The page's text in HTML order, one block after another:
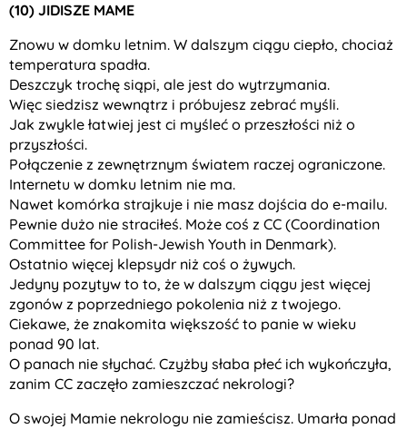
(10) JIDISZE MAME
Znowu w domku letnim. W dalszym ciągu ciepło, chociaż
temperatura spadła.
Deszczyk trochę siąpi, ale jest do wytrzymania.
Więc siedzisz wewnątrz i próbujesz zebrać myśli.
Jak zwykle łatwiej jest ci myśleć o przeszłości niż o
przyszłości.
Połączenie z zewnętrznym światem raczej ograniczone.
Internetu w domku letnim nie ma.
Nawet komórka strajkuje i nie masz dojścia do e-mailu.
Pewnie dużo nie straciłeś. Może coś z CC (Coordination
Committee for Polish-Jewish Youth in Denmark).
Ostatnio więcej klepsydr niż coś o żywych.
Jedyny pozytyw to to, że w dalszym ciągu jest więcej
zgonów z poprzedniego pokolenia niż z twojego.
Ciekawe, że znakomita większość to panie w wieku
ponad 90 lat.
O panach nie słychać. Czyżby słaba płeć ich wykończyła,
zanim CC zaczęło zamieszczać nekrologi?
O swojej Mamie nekrologu nie zamieścisz. Umarła ponad